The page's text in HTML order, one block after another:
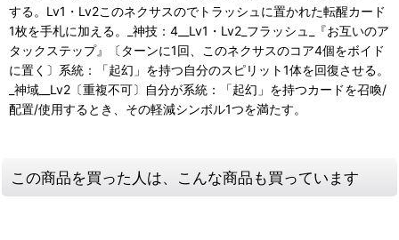
する。Lv1・Lv2このネクサスのでトラッシュに置かれた転醒カード
1枚を手札に加える。_神技：4__Lv1・Lv2_フラッシュ_『お互いのア
タックステップ』〔ターンに1回、このネクサスのコア4個をボイド
に置く〕系統：「起幻」を持つ自分のスピリット1体を回復させる。
_神域__Lv2〔重複不可〕自分が系統：「起幻」を持つカードを召喚/
配置/使用するとき、その軽減シンボル1つを満たす。
この商品を買った人は、こんな商品も買っています